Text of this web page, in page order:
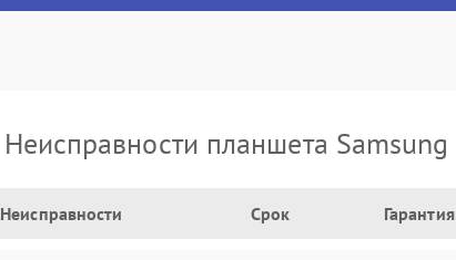
Неисправности планшета Samsung
Неисправности Срок Гарантия